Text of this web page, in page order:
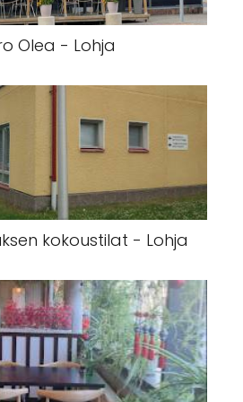
Olea - Lohja
kokoustilat - Lohja